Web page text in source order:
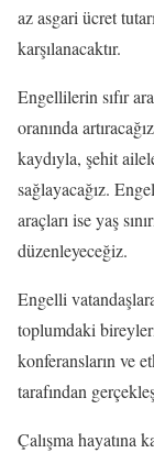
az asgari ücret
karşılanacaktır.
Engellilerin sıfır
oranında
kaydıyla, şehit
sağlayacağız.
araçları ise yaş
düzenleyeceğiz.
Engelli
toplumdaki
konferansların ve
tarafından
Çalışma hayatına